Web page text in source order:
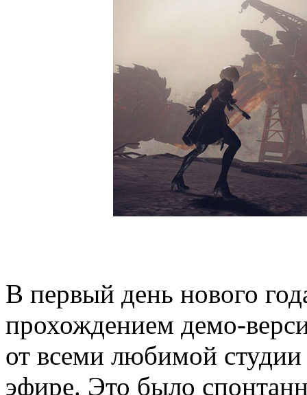
В первый день нового
прохождением демо-
от всеми любимой
эфире. Это было